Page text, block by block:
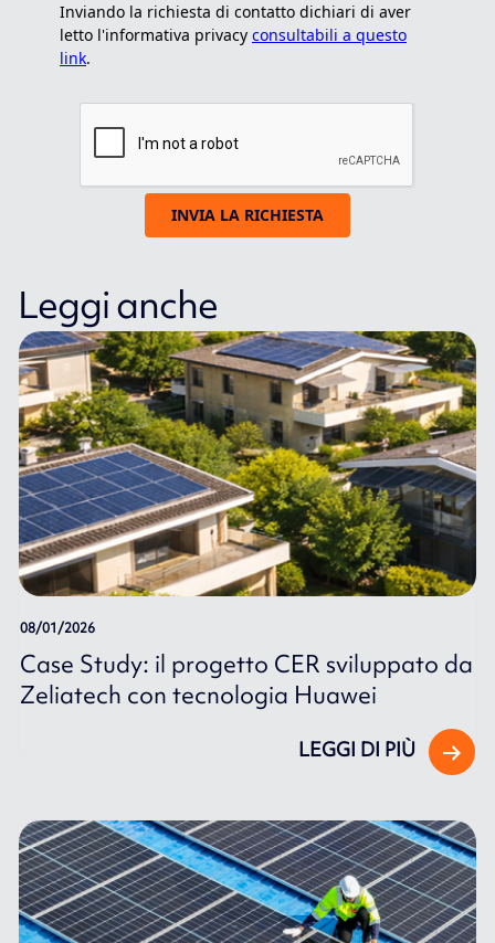
Inviando la richiesta di contatto dichiari di aver
letto l'informativa privacy consultabili a questo
link.
INVIA LA RICHIESTA
Leggi anche
08/01/2026
Case Study: il progetto CER sviluppato da
Zeliatech con tecnologia Huawei
LEGGI DI PIÙ